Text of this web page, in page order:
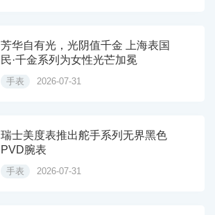
芳华自有光，光阴值千金 上海表国
民·千金系列为女性光芒加冕
手表 2026-07-31
瑞士美度表推出舵手系列无界黑色
PVD腕表
手表 2026-07-31